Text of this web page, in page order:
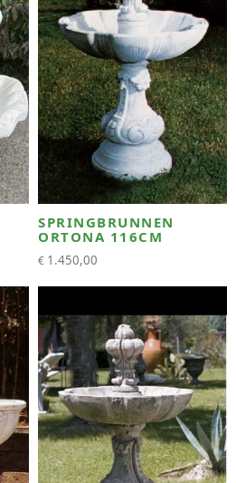
SPRINGBRUNNEN
ORTONA 116CM
€ 1.450,00